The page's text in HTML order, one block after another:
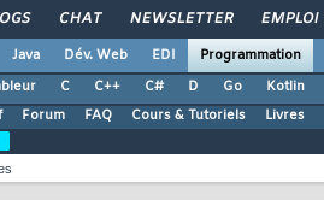
CHAT NEWSLETTER EMPLOI
Java Dév. Web EDI Programmation
C C++ C# D Go Kotlin
Forum FAQ Cours & Tutoriels Livres